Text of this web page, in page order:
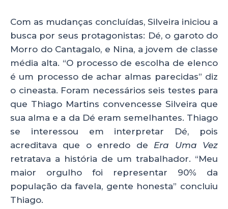
Com as mudanças concluídas, Silveira iniciou a
busca por seus protagonistas: Dé, o garoto do
Morro do Cantagalo, e Nina, a jovem de classe
média alta. “O processo de escolha de elenco
é um processo de achar almas parecidas” diz
o cineasta. Foram necessários seis testes para
que Thiago Martins convencesse Silveira que
sua alma e a da Dé eram semelhantes. Thiago
se interessou em interpretar Dé, pois
acreditava que o enredo de Era Uma Vez
retratava a história de um trabalhador. “Meu
maior orgulho foi representar 90% da
população da favela, gente honesta” concluiu
Thiago.